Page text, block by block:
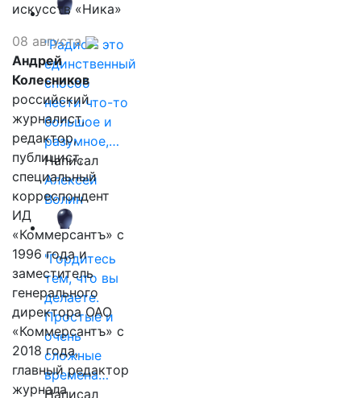
"Радио - это
единственный
способ
нести что-то
большое и
разумное,…
Написал
Алексей
Волин
"Гордитесь
тем, что вы
делаете.
Простые и
очень
сложные
времена…
Написал
искусств «Ника»
08 августа
Андрей
Колесников
российский
журналист,
редактор,
публицист,
специальный
корреспондент
ИД
«Коммерсантъ» с
1996 года и
заместитель
генерального
директора ОАО
«Коммерсантъ» с
2018 года,
главный редактор
журнала